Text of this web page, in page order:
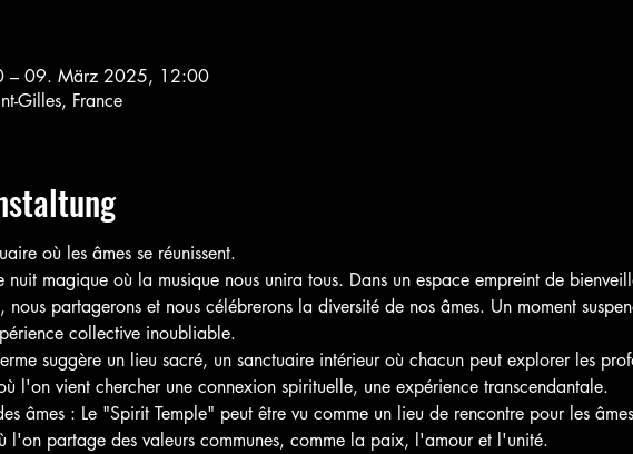
– 09. März 2025, 12:00
Gilles, France
où les âmes se réunissent.
nuit magique où la musique nous unira tous. Dans un espace empreint de
nous partagerons et nous célébrerons la diversité de nos âmes. Un moment
collective inoubliable.
suggère un lieu sacré, un sanctuaire intérieur où chacun peut explorer les
l'on vient chercher une connexion spirituelle, une expérience transcendantale.
âmes : Le "Spirit Temple" peut être vu comme un lieu de rencontre pour les
l'on partage des valeurs communes, comme la paix, l'amour et l'unité.